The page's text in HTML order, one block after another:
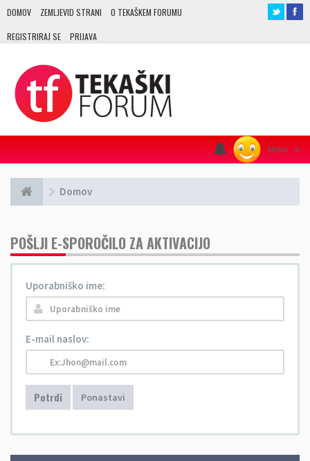
DOMOV ZEMLJEVID STRANI O TEKAŠKEM FORUMU
REGISTRIRAJ SE PRIJAVA
Menu ≡
Domov
POŠLJI E-SPOROČILO ZA AKTIVACIJO
Uporabniško ime:
E-mail naslov:
Potrdi Ponastavi